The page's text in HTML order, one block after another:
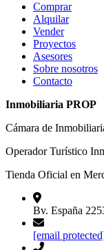
Comprar
Alquilar
Vender
Proyectos
Asesores
Sobre nosotros
Contacto
Inmobiliaria PROP
Cámara de
Operador Turístico
Tienda Oficial en
Bv. España
[email